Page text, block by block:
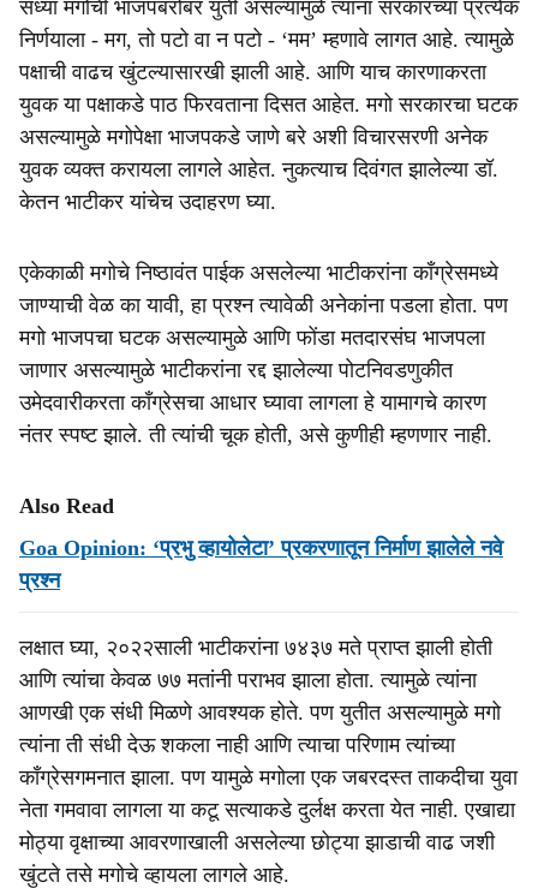
सध्या मगोची भाजपबरोबर युती असल्यामुळे त्यांना सरकारच्या प्रत्येक
निर्णयाला - मग, तो पटो वा न पटो - ‘मम’ म्हणावे लागत आहे. त्यामुळे
पक्षाची वाढच खुंटल्यासारखी झाली आहे. आणि याच कारणाकरता
युवक या पक्षाकडे पाठ फिरवताना दिसत आहेत. मगो सरकारचा घटक
असल्यामुळे मगोपेक्षा भाजपकडे जाणे बरे अशी विचारसरणी अनेक
युवक व्यक्त करायला लागले आहेत. नुकत्याच दिवंगत झालेल्या डॉ.
केतन भाटीकर यांचेच उदाहरण घ्या.
एकेकाळी मगोचे निष्ठावंत पाईक असलेल्या भाटीकरांना कॉंग्रेसमध्ये
जाण्याची वेळ का यावी, हा प्रश्न त्यावेळी अनेकांना पडला होता. पण
मगो भाजपचा घटक असल्यामुळे आणि फोंडा मतदारसंघ भाजपला
जाणार असल्यामुळे भाटीकरांना रद्द झालेल्या पोटनिवडणुकीत
उमेदवारीकरता कॉंग्रेसचा आधार घ्यावा लागला हे यामागचे कारण
नंतर स्पष्ट झाले. ती त्यांची चूक होती, असे कुणीही म्हणणार नाही.
Also Read
Goa Opinion: ‘प्रभु व्हायोलेटा’ प्रकरणातून निर्माण झालेले नवे
प्रश्न
लक्षात घ्या, २०२२साली भाटीकरांना ७४३७ मते प्राप्त झाली होती
आणि त्यांचा केवळ ७७ मतांनी पराभव झाला होता. त्यामुळे त्यांना
आणखी एक संधी मिळणे आवश्यक होते. पण युतीत असल्यामुळे मगो
त्यांना ती संधी देऊ शकला नाही आणि त्याचा परिणाम त्यांच्या
कॉंग्रेसगमनात झाला. पण यामुळे मगोला एक जबरदस्त ताकदीचा युवा
नेता गमवावा लागला या कटू सत्याकडे दुर्लक्ष करता येत नाही. एखाद्या
मोठ्या वृक्षाच्या आवरणाखाली असलेल्या छोट्या झाडाची वाढ जशी
खुंटते तसे मगोचे व्हायला लागले आहे.